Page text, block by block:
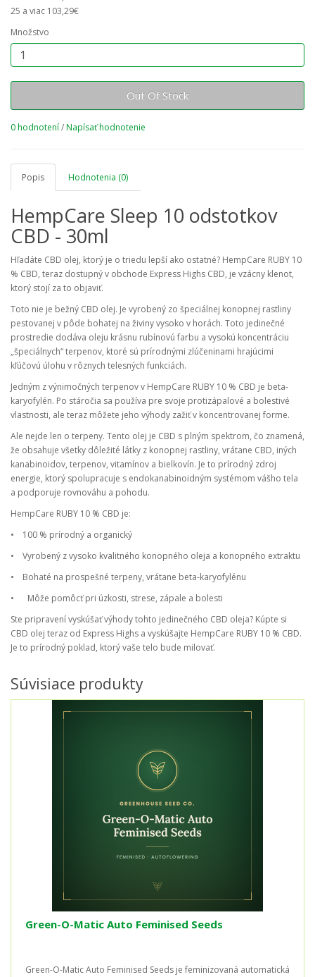
25 a viac 103,29€
Množstvo
Out Of Stock
0 hodnotení/Napísať hodnotenie
Popis Hodnotenia (0)
HempCare Sleep 10 odstotkov
CBD - 30ml
Hľadáte CBD olej, ktorý je o triedu lepší ako ostatné? HempCare RUBY 10
% CBD, teraz dostupný v obchode Express Highs CBD, je vzácny klenot,
ktorý stojí za to objaviť.
Toto nie je bežný CBD olej. Je vyrobený zo špeciálnej konopnej rastliny
pestovanej v pôde bohatej na živiny vysoko v horách. Toto jedinečné
prostredie dodáva oleju krásnu rubínovú farbu a vysokú koncentráciu
„špeciálnych“ terpenov, ktoré sú prírodnými zlúčeninami hrajúcimi
kľúčovú úlohu v rôznych telesných funkciách.
Jedným z výnimočných terpenov v HempCare RUBY 10 % CBD je beta-
karyofylén. Po stáročia sa používa pre svoje protizápalové a bolestivé
vlastnosti, ale teraz môžete jeho výhody zažiť v koncentrovanej forme.
Ale nejde len o terpeny. Tento olej je CBD s plným spektrom, čo znamená,
že obsahuje všetky dôležité látky z konopnej rastliny, vrátane CBD, iných
kanabinoidov, terpenov, vitamínov a bielkovín. Je to prírodný zdroj
energie, ktorý spolupracuje s endokanabinoidným systémom vášho tela
a podporuje rovnováhu a pohodu.
HempCare RUBY 10 % CBD je:
•
100 % prírodný a organický
•
Vyrobený z vysoko kvalitného konopného oleja a konopného extraktu
•
Bohaté na prospešné terpeny, vrátane beta-karyofylénu
•
Môže pomôcť pri úzkosti, strese, zápale a bolesti
Ste pripravení vyskúšať výhody tohto jedinečného CBD oleja? Kúpte si
CBD olej teraz od Express Highs a vyskúšajte HempCare RUBY 10 % CBD.
Je to prírodný poklad, ktorý vaše telo bude milovať.
Súvisiace produkty
Green-O-Matic Auto Feminised Seeds
Green-O-Matic Auto Feminised Seeds je feminizovaná automatická